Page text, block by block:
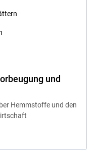
und
Hemmstoffe und den